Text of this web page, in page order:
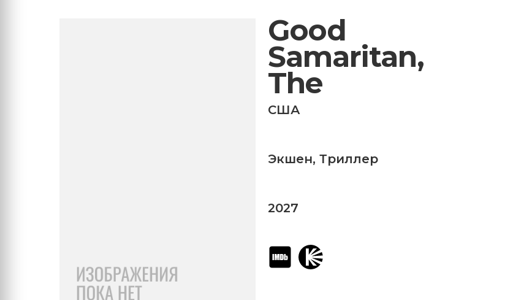
Good
Samaritan,
The
США
Экшен, Триллер
2027